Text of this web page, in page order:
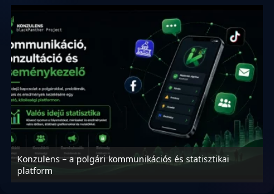
Konzulens – a polgári kommunikációs és statisztikai
platform